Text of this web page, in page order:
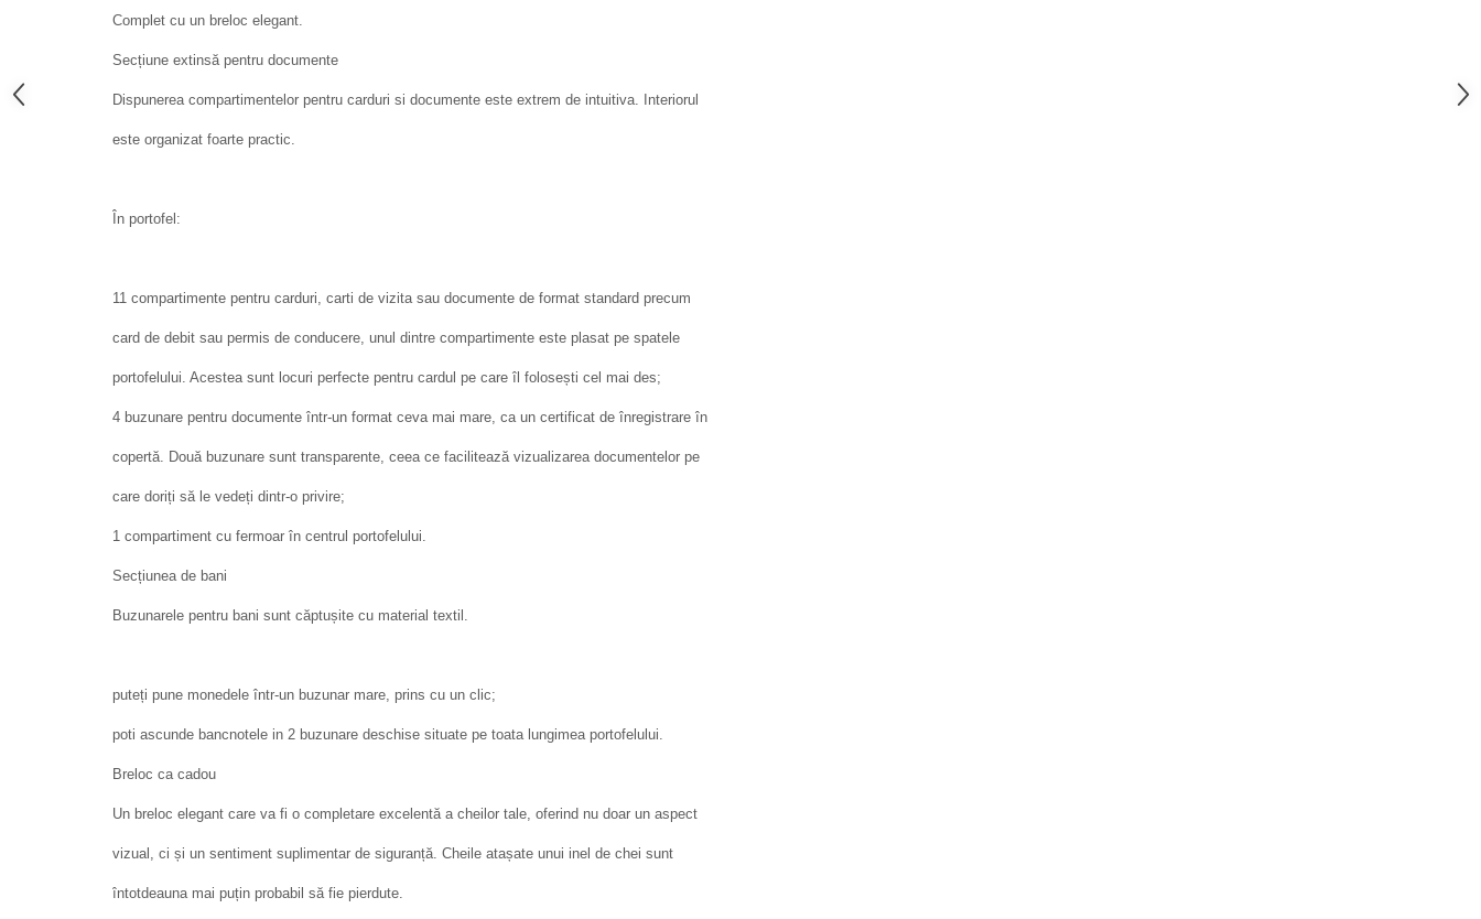
Complet cu un breloc elegant.
Secțiune extinsă pentru documente
Dispunerea compartimentelor pentru carduri si documente este extrem de intuitiva. Interiorul
este organizat foarte practic.
În portofel:
11 compartimente pentru carduri, carti de vizita sau documente de format standard precum
card de debit sau permis de conducere, unul dintre compartimente este plasat pe spatele
portofelului. Acestea sunt locuri perfecte pentru cardul pe care îl folosești cel mai des;
4 buzunare pentru documente într-un format ceva mai mare, ca un certificat de înregistrare în
copertă. Două buzunare sunt transparente, ceea ce facilitează vizualizarea documentelor pe
care doriți să le vedeți dintr-o privire;
1 compartiment cu fermoar în centrul portofelului.
Secțiunea de bani
Buzunarele pentru bani sunt căptușite cu material textil.
puteți pune monedele într-un buzunar mare, prins cu un clic;
poti ascunde bancnotele in 2 buzunare deschise situate pe toata lungimea portofelului.
Breloc ca cadou
Un breloc elegant care va fi o completare excelentă a cheilor tale, oferind nu doar un aspect
vizual, ci și un sentiment suplimentar de siguranță. Cheile atașate unui inel de chei sunt
întotdeauna mai puțin probabil să fie pierdute.